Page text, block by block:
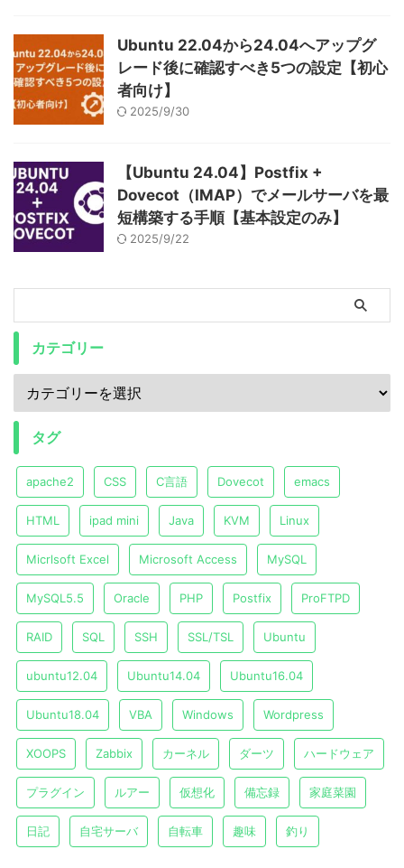
Ubuntu 22.04から24.04へアップグ
レード後に確認すべき5つの設定【初心
者向け】
2025/9/30
【Ubuntu 24.04】Postfix +
Dovecot（IMAP）でメールサーバを最
短構築する手順【基本設定のみ】
2025/9/22
カテゴリー
タグ
apache2 CSS C言語 Dovecot emacs
HTML ipad mini Java KVM Linux
Micrlsoft Excel Microsoft Access MySQL
MySQL5.5 Oracle PHP Postfix ProFTPD
RAID SQL SSH SSL/TSL Ubuntu
ubuntu12.04 Ubuntu14.04 Ubuntu16.04
Ubuntu18.04 VBA Windows Wordpress
XOOPS Zabbix カーネル ダーツ ハードウェア
プラグイン ルアー 仮想化 備忘録 家庭菜園
日記 自宅サーバ 自転車 趣味 釣り